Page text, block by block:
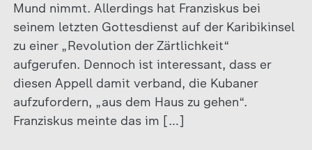
Mund nimmt. Allerdings hat Franziskus bei
seinem letzten Gottesdienst auf der Karibikinsel
zu einer „Revolution der Zärtlichkeit“
aufgerufen. Dennoch ist interessant, dass er
diesen Appell damit verband, die Kubaner
aufzufordern, „aus dem Haus zu gehen“.
Franziskus meinte das im […]